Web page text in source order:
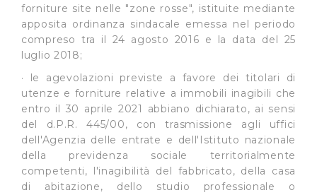
forniture site nelle "zone rosse", istituite mediante
apposita ordinanza sindacale emessa nel periodo
compreso tra il 24 agosto 2016 e la data del 25
luglio 2018;
· le agevolazioni previste a favore dei titolari di
utenze e forniture relative a immobili inagibili che
entro il 30 aprile 2021 abbiano dichiarato, ai sensi
del d.P.R. 445/00, con trasmissione agli uffici
dell'Agenzia delle entrate e dell'Istituto nazionale
della previdenza sociale territorialmente
competenti, l'inagibilità del fabbricato, della casa
di abitazione, dello studio professionale o